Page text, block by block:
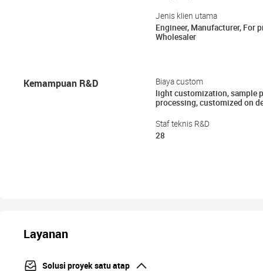
Jenis klien utama
Engineer, Manufacturer, For
Wholesaler
Kemampuan R&D
Biaya custom
light customization, sample
processing, customized on
Staf teknis R&D
28
Layanan
Solusi proyek satu atap